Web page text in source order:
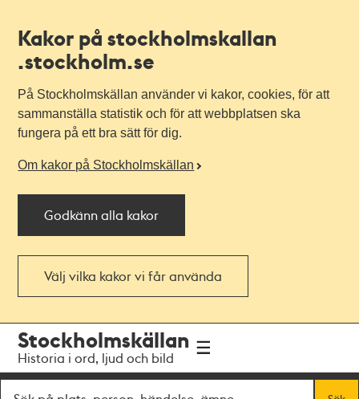
Kakor på stockholmskallan
.stockholm.se
På Stockholmskällan använder vi kakor, cookies, för att
sammanställa statistik och för att webbplatsen ska
fungera på ett bra sätt för dig.
Om kakor på Stockholmskällan
Godkänn alla kakor
Välj vilka kakor vi får använda
navigationen
huvudinnehållet
Stockholmskällan
Historia i ord, ljud och bild